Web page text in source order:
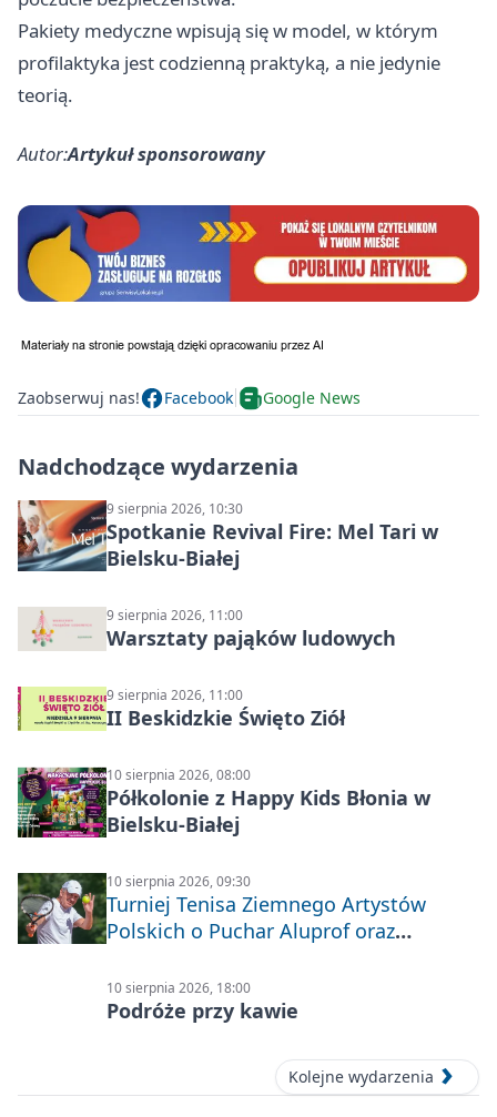
Pakiety medyczne wpisują się w model, w którym
profilaktyka jest codzienną praktyką, a nie jedynie
teorią.
Autor:Artykuł sponsorowany
Zaobserwuj nas! Facebook Google News
Nadchodzące wydarzenia
9 sierpnia 2026, 10:30
Spotkanie Revival Fire: Mel Tari w
Bielsku-Białej
9 sierpnia 2026, 11:00
Warsztaty pająków ludowych
9 sierpnia 2026, 11:00
II Beskidzkie Święto Ziół
10 sierpnia 2026, 08:00
Półkolonie z Happy Kids Błonia w
Bielsku-Białej
10 sierpnia 2026, 09:30
Turniej Tenisa Ziemnego Artystów
Polskich o Puchar Aluprof oraz
Puchar Prezydenta Miasta Bielska-
Białej
10 sierpnia 2026, 18:00
Podróże przy kawie
Kolejne wydarzenia